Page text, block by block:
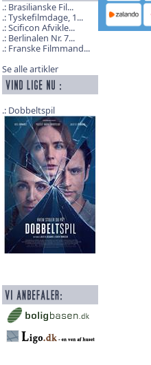
Brasilianske Fil...
Tyskefilmdage, 1...
Scificon Afvikle...
Berlinalen Nr. 7...
Franske Filmmand...
Se alle artikler
Dobbeltspil